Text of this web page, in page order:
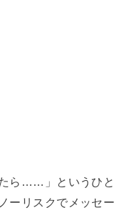
ら……」というひと
ーリスクでメッセー